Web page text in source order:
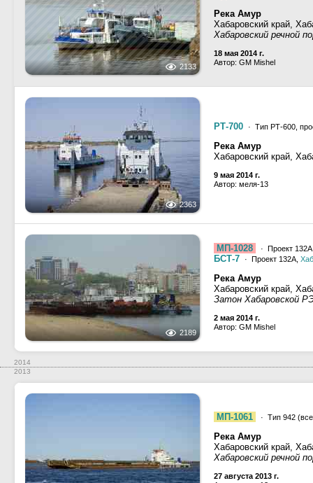
2133
Река Амур
Хабаровский край,
Хабаровский речной
18 мая 2014 г.
Автор: GM Mishel
2363
РТ-700 · Тип РТ-600,
Река Амур
Хабаровский край,
9 мая 2014 г.
Автор: меля-13
2189
МП-1028 · Проект
БСТ-7 · Проект 132А,
Река Амур
Хабаровский край,
Затон Хабаровской
2 мая 2014 г.
Автор: GM Mishel
2014
2013
МП-1061 · Тип 942
Река Амур
Хабаровский край,
Хабаровский речной
27 августа 2013 г.